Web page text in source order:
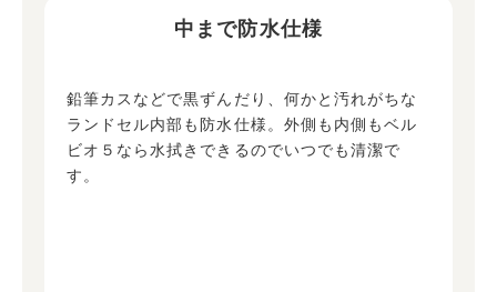
中まで防水仕様
鉛筆カスなどで黒ずんだり、何かと汚れがちな
ランドセル内部も防水仕様。外側も内側もベル
ビオ５なら水拭きできるのでいつでも清潔で
す。